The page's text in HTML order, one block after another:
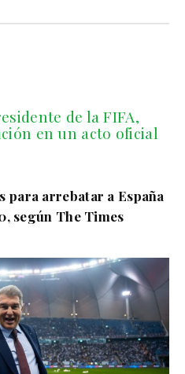
para arrebatar a España
según The Times